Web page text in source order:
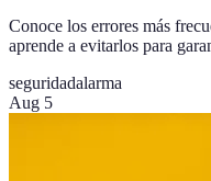
Conoce los errores más
aprende a evitarlos para
seguridadalarma
Aug 5